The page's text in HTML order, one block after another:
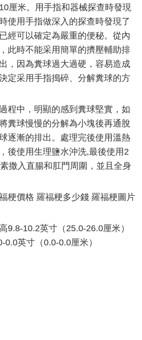
厘米。用手指和器械探查時發現
使用手指做深入的探查時發現了
經可以確定為嚴重的便秘。從內
此時不能采用簡單的擠壓輔助排
，因為糞球過大過硬，容易造成
定采用手指搗碎、分解糞球的方
程中，明顯的感到糞球堅實，如
糞球慢慢的分解為小塊後再通脫
逐漸的排出。處理完後使用溫熱
後使用生理鹽水沖洗,最後使用2
撒入直腸和肛門周圍，並且全身
梗價格 羅福梗多少錢 羅福梗圖片
9.8-10.2英寸（25.0-26.0厘米）
英寸（0.0-0.0厘米）